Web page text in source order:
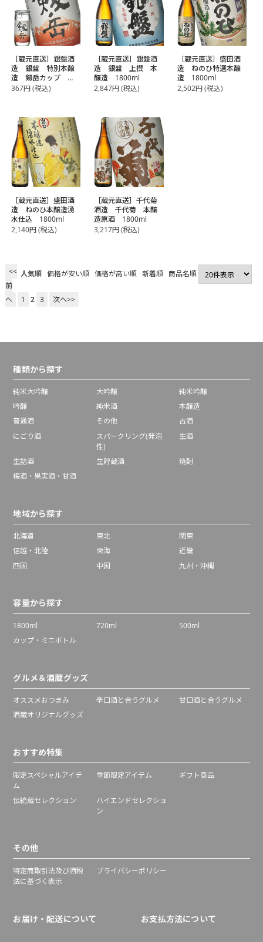
［蔵元直送］銀盤酒
造 銀盤 特別本醸
造 剱岳カップ
200ml
367円(税込)
［蔵元直送］銀盤酒
造 銀盤 上撰 本
醸造 1800ml
2,847円(税込)
［蔵元直送］盛田酒
造 ねのひ特選本醸
造 1800ml
2,502円(税込)
［蔵元直送］盛田酒
造 ねのひ本醸造湧
水仕込 1800ml
2,140円(税込)
［蔵元直送］千代菊
酒造 千代菊 本醸
造原酒 1800ml
3,217円(税込)
人気順 価格が安い順 価格が高い順 新着順 商品名順
<<
前
へ
1 2 3 次へ>>
種類から探す
純米大吟醸 大吟醸
純米吟醸
吟醸
純米酒
本醸造
普通酒
その他
古酒
にごり酒
スパークリング(発泡
性)
生酒
生詰酒 生貯蔵酒
焼酎
梅酒・果実酒・甘酒
地域から探す
北海道 東北
関東
信越・北陸
東海
近畿
四国
中国 九州・沖縄
容量から探す
1800ml 720ml
500ml
カップ・ミニボトル
グルメ＆酒蔵グッズ
オススメおつまみ 辛口酒と合うグルメ
甘口酒と合うグルメ
酒蔵オリジナルグッズ
おすすめ特集
限定スペシャルアイテ
ム
季節限定アイテム ギフト商品
伝統蔵セレクション
ハイエンドセレクショ
ン
その他
特定商取引法及び酒税
法に基づく表示
プライバシーポリシー
お届け・配送について お支払方法について